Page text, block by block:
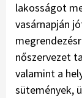
lakosságot
vasárnapján
nőszervezet
valamint a
sütemények,